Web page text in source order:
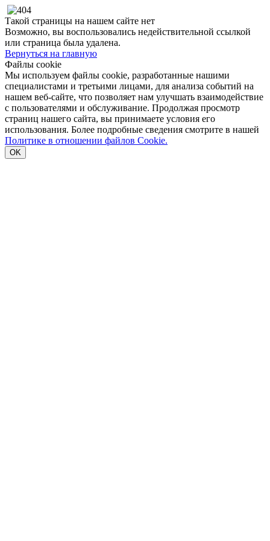
Такой страницы на нашем сайте нет
Возможно, вы воспользовались недействительной ссылкой
или страница была удалена.
Вернуться на главную
Файлы cookie
Мы используем файлы cookie, разработанные нашими
специалистами и третьими лицами, для анализа событий на
нашем веб-сайте, что позволяет нам улучшать взаимодействие
с пользователями и обслуживание. Продолжая просмотр
страниц нашего сайта, вы принимаете условия его
использования. Более подробные сведения смотрите в нашей
Политике в отношении файлов Cookie.
OK